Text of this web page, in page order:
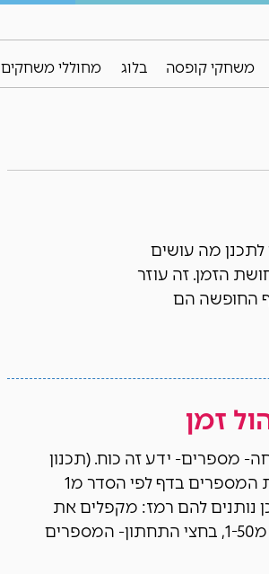
משחקי קופסה בלוג מחוללי משחקים
לתכנן מה עושים
הזמן. זה עוזר
החופשה הם
זמן
משחק פתיחה- מספרים- ידע זה כוח. (תכנון
עבודה) (7 דק') מבקשים מהתלמיד/ים למצוא את המספרים בדף לפי הסדר מ1
נותנים להם רמז: מקפלים את
הדף לחצי האורך- בחצי הדף העליון כל המספרים מ1-50, בחצי התחתון- המספרים